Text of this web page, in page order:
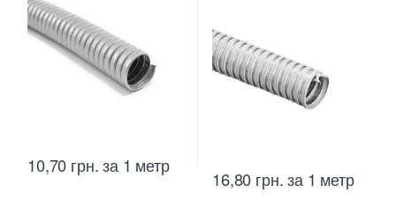
10,70 грн. за 1 метр
16,80 грн. за 1 метр